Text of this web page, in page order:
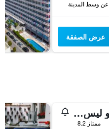
عرض الصفقة
هوتل دو ليس بالميريس
ممتاز 8.2